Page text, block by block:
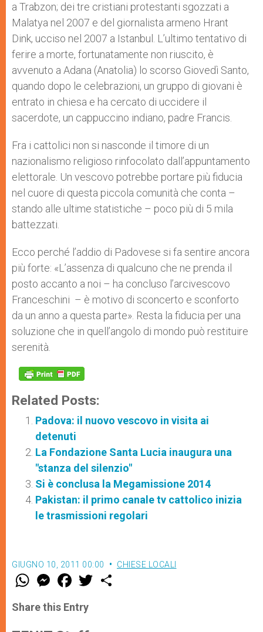
a Trabzon; dei tre cristiani protestanti sgozzati a
Malatya nel 2007 e del giornalista armeno Hrant
Dink, ucciso nel 2007 a Istanbul. L’ultimo tentativo di
ferire a morte, fortunatamente non riuscito, è
avvenuto a Adana (Anatolia) lo scorso Giovedì Santo,
quando dopo le celebrazioni, un gruppo di giovani è
entrato in chiesa e ha cercato di uccidere il
sacerdote, un cappuccino indiano, padre Francis.
Fra i cattolici non si nasconde il timore di un
nazionalismo religioso rinfocolato dall’appuntamento
elettorale. Un vescovo potrebbe portare più fiducia
nel cuore di questa piccola comunità che conta –
stando alle ultime statistiche – poco più di 5 mila
battezzati.
Ecco perché l’addio di Padovese si fa sentire ancora
più forte: «L’assenza di qualcuno che ne prenda il
posto accanto a noi – ha concluso l’arcivescovo
Franceschini – è motivo di sconcerto e sconforto
da un anno a questa parte». Resta la fiducia per una
soluzione che in quell’angolo di mondo può restituire
serenità.
Related Posts:
Padova: il nuovo vescovo in visita ai
detenuti
La Fondazione Santa Lucia inaugura una
"stanza del silenzio"
Si è conclusa la Megamissione 2014
Pakistan: il primo canale tv cattolico inizia
le trasmissioni regolari
GIUGNO 10, 2011 00:00 CHIESE LOCALI
W
t
s
M
e
s
e
F
a
e
b
w
Share this Entry